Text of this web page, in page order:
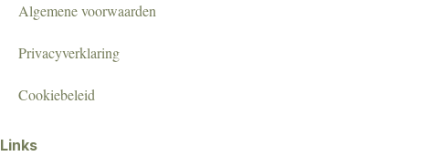
Algemene voorwaarden
Privacyverklaring
Cookiebeleid
Links